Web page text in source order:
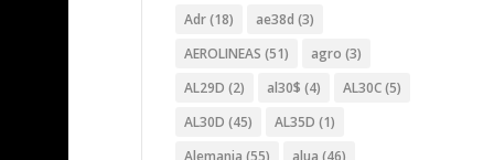
Adr(18) ae38d (3)
AEROLINEAS (51) agro (3)
AL29D (2) al30$ (4) AL30C(5)
AL30D (45) AL35D (1)